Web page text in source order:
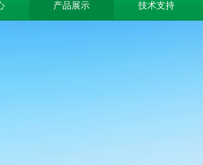
产品展示 技术支持